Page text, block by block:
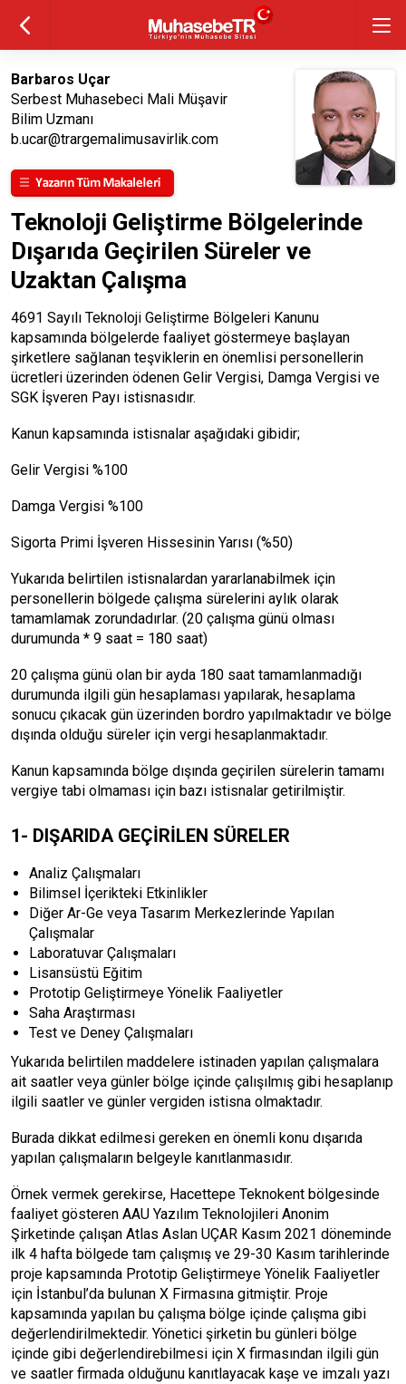
Barbaros Uçar
Serbest Muhasebeci Mali Müşavir
Bilim Uzmanı
b.ucar@trargemalimusavirlik.com
Teknoloji Geliştirme Bölgelerinde
Dışarıda Geçirilen Süreler ve
Uzaktan Çalışma
4691 Sayılı Teknoloji Geliştirme Bölgeleri Kanunu
kapsamında bölgelerde faaliyet göstermeye başlayan
şirketlere sağlanan teşviklerin en önemlisi personellerin
ücretleri üzerinden ödenen Gelir Vergisi, Damga Vergisi ve
SGK İşveren Payı istisnasıdır.
Kanun kapsamında istisnalar aşağıdaki gibidir;
Gelir Vergisi %100
Damga Vergisi %100
Sigorta Primi İşveren Hissesinin Yarısı (%50)
Yukarıda belirtilen istisnalardan yararlanabilmek için
personellerin bölgede çalışma sürelerini aylık olarak
tamamlamak zorundadırlar. (20 çalışma günü olması
durumunda * 9 saat = 180 saat)
20 çalışma günü olan bir ayda 180 saat tamamlanmadığı
durumunda ilgili gün hesaplaması yapılarak, hesaplama
sonucu çıkacak gün üzerinden bordro yapılmaktadır ve bölge
dışında olduğu süreler için vergi hesaplanmaktadır.
Kanun kapsamında bölge dışında geçirilen sürelerin tamamı
vergiye tabi olmaması için bazı istisnalar getirilmiştir.
1- DIŞARIDA GEÇİRİLEN SÜRELER
Analiz Çalışmaları
Bilimsel İçerikteki Etkinlikler
Diğer Ar-Ge veya Tasarım Merkezlerinde Yapılan
Çalışmalar
Laboratuvar Çalışmaları
Lisansüstü Eğitim
Prototip Geliştirmeye Yönelik Faaliyetler
Saha Araştırması
Test ve Deney Çalışmaları
Yukarıda belirtilen maddelere istinaden yapılan çalışmalara
ait saatler veya günler bölge içinde çalışılmış gibi hesaplanıp
ilgili saatler ve günler vergiden istisna olmaktadır.
Burada dikkat edilmesi gereken en önemli konu dışarıda
yapılan çalışmaların belgeyle kanıtlanmasıdır.
Örnek vermek gerekirse, Hacettepe Teknokent bölgesinde
faaliyet gösteren AAU Yazılım Teknolojileri Anonim
Şirketinde çalışan Atlas Aslan UÇAR Kasım 2021 döneminde
ilk 4 hafta bölgede tam çalışmış ve 29-30 Kasım tarihlerinde
proje kapsamında Prototip Geliştirmeye Yönelik Faaliyetler
için İstanbul’da bulunan X Firmasına gitmiştir. Proje
kapsamında yapılan bu çalışma bölge içinde çalışma gibi
değerlendirilmektedir. Yönetici şirketin bu günleri bölge
içinde gibi değerlendirebilmesi için X firmasından ilgili gün
ve saatler firmada olduğunu kanıtlayacak kaşe ve imzalı yazı